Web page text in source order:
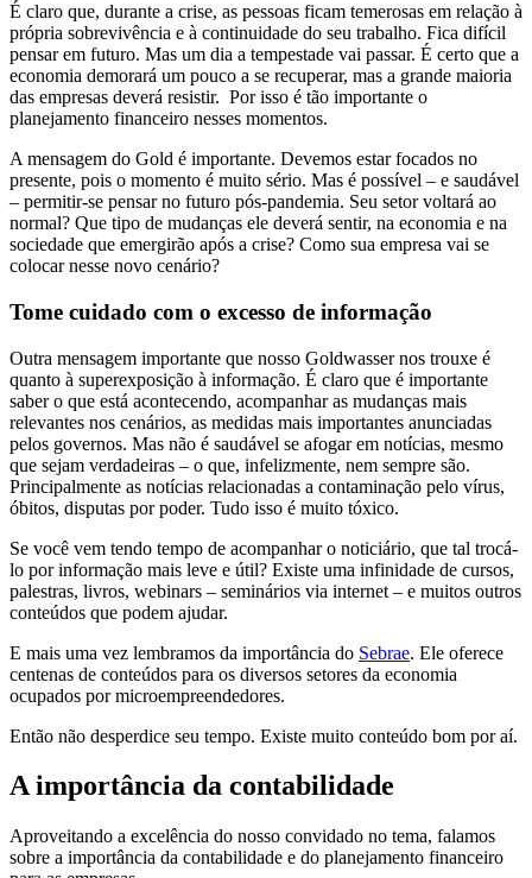
É claro que, durante a crise, as pessoas ficam temerosas em relação à
própria sobrevivência e à continuidade do seu trabalho. Fica difícil
pensar em futuro. Mas um dia a tempestade vai passar. É certo que a
economia demorará um pouco a se recuperar, mas a grande maioria
das empresas deverá resistir. Por isso é tão importante o
planejamento financeiro nesses momentos.
A mensagem do Gold é importante. Devemos estar focados no
presente, pois o momento é muito sério. Mas é possível – e saudável
– permitir-se pensar no futuro pós-pandemia. Seu setor voltará ao
normal? Que tipo de mudanças ele deverá sentir, na economia e na
sociedade que emergirão após a crise? Como sua empresa vai se
colocar nesse novo cenário?
Tome cuidado com o excesso de informação
Outra mensagem importante que nosso Goldwasser nos trouxe é
quanto à superexposição à informação. É claro que é importante
saber o que está acontecendo, acompanhar as mudanças mais
relevantes nos cenários, as medidas mais importantes anunciadas
pelos governos. Mas não é saudável se afogar em notícias, mesmo
que sejam verdadeiras – o que, infelizmente, nem sempre são.
Principalmente as notícias relacionadas a contaminação pelo vírus,
óbitos, disputas por poder. Tudo isso é muito tóxico.
Se você vem tendo tempo de acompanhar o noticiário, que tal trocá-
lo por informação mais leve e útil? Existe uma infinidade de cursos,
palestras, livros, webinars – seminários via internet – e muitos outros
conteúdos que podem ajudar.
E mais uma vez lembramos da importância do Sebrae. Ele oferece
centenas de conteúdos para os diversos setores da economia
ocupados por microempreendedores.
Então não desperdice seu tempo. Existe muito conteúdo bom por aí.
A importância da contabilidade
Aproveitando a excelência do nosso convidado no tema, falamos
sobre a importância da contabilidade e do planejamento financeiro